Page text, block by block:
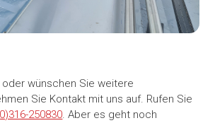
oder wünschen Sie weitere
Sie Kontakt mit uns auf. Rufen Sie
250830. Aber es geht noch